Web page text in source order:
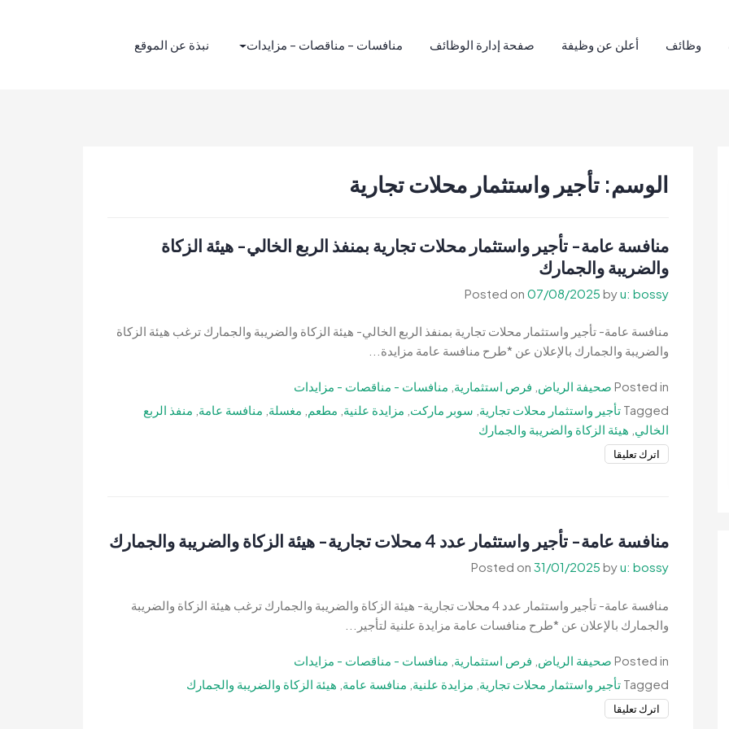
وظائف أعلن عن وظيفة صفحة إدارة الوظائف منافسات – مناقصات – مزايدات نبذة عن الموقع
الوسم: تأجير واستثمار محلات تجارية
منافسة عامة- تأجير واستثمار محلات تجارية بمنفذ الربع الخالي- هيئة الزكاة
والضريبة والجمارك
Posted on 07/08/2025 byu: bossy
منافسة عامة- تأجير واستثمار محلات تجارية بمنفذ الربع الخالي- هيئة الزكاة والضريبة والجمارك ترغب هيئة الزكاة
والضريبة والجمارك بالإعلان عن *طرح منافسة عامة مزايدة...
Posted in صحيفة الرياض فرص استثمارية منافسات - مناقصات - مزايدات
Tagged تأجير واستثمار محلات تجارية سوبر ماركت مزايدة علنية مطعم مغسلة منافسة عامة منفذ الربع
الخالي هيئة الزكاة والضريبة والجمارك
اترك تعليقا
واستثمار
محلات
تجارية
الربع
الخالي-
الزكاة
والضريبة
منافسة عامة- تأجير واستثمار عدد 4 محلات تجارية- هيئة الزكاة والضريبة والجمارك
Posted on 31/01/2025 byu: bossy
منافسة عامة- تأجير واستثمار عدد 4 محلات تجارية- هيئة الزكاة والضريبة والجمارك ترغب هيئة الزكاة والضريبة
والجمارك بالإعلان عن *طرح منافسات عامة مزايدة علنية لتأجير...
Posted in صحيفة الرياض فرص استثمارية منافسات - مناقصات - مزايدات
Tagged تأجير واستثمار محلات تجارية مزايدة علنية منافسة عامة هيئة الزكاة والضريبة والجمارك
اترك تعليقا